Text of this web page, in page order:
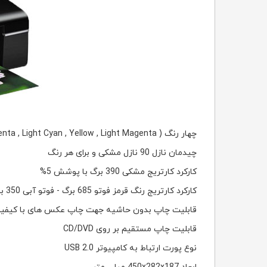
چهار رنگ ( Black , Cyan , Magenta , Light Cyan , Yellow , Light Magenta )
چیدمان نازل 90 نازل مشکی و برای هر رنگ
کارکرد کارتریج مشکی 390 برگ با پوشش 5%
کارکرد کارتریج رنگ قرمز فوتو 685 برگ - فوتو آبی 350 برگ - زرد 520 برگ - قرمز 460 برگ - آبی 935 برگ با پوشش 5%
قابلیت چاپ بدون حاشیه جهت چاپ عکس های با
قابلیت چاپ مستقیم بر روی CD/DVD
نوع پورت ارتباط به کامپیوتر USB 2.0